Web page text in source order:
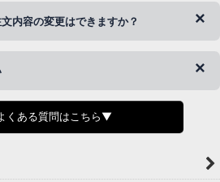
しお手続きが間に合わない場合は変更、
ード・携帯キャリア決済・おねだり決
内容の変更はできますか？
ております。
合のみ発行しております。
】
くある質問はこちら▼